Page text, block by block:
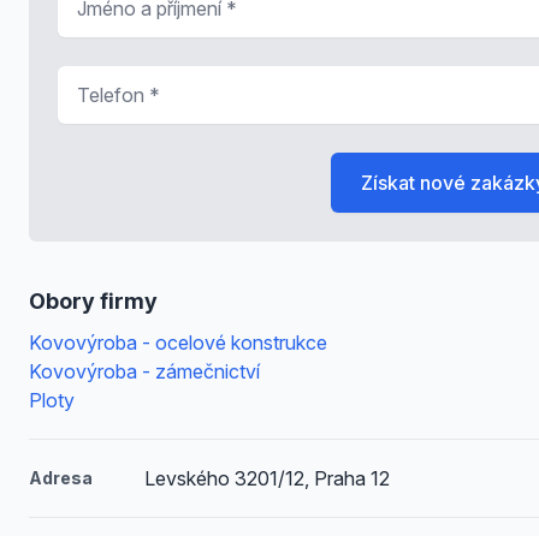
Obory firmy
Kovovýroba - ocelové konstrukce
Kovovýroba - zámečnictví
Ploty
Adresa Levského 3201/12, Praha 12
Získat nové